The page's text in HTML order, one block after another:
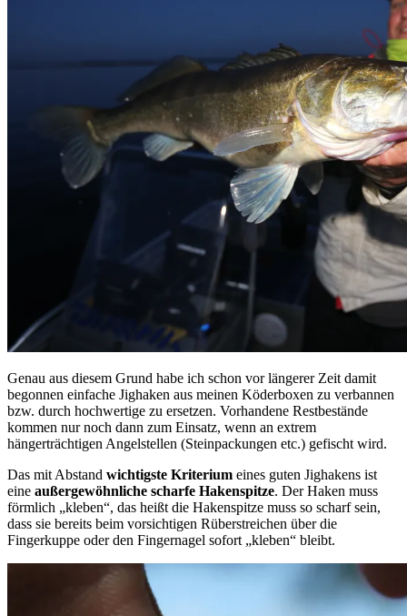
Genau aus diesem Grund habe ich schon vor längerer Zeit damit
begonnen einfache Jighaken aus meinen Köderboxen zu verbannen
bzw. durch hochwertige zu ersetzen. Vorhandene Restbestände
kommen nur noch dann zum Einsatz, wenn an extrem
hängerträchtigen Angelstellen (Steinpackungen etc.) gefischt wird.
Das mit Abstand wichtigste Kriterium eines guten Jighakens ist
eine außergewöhnliche scharfe Hakenspitze. Der Haken muss
förmlich „kleben“, das heißt die Hakenspitze muss so scharf sein,
dass sie bereits beim vorsichtigen Rüberstreichen über die
Fingerkuppe oder den Fingernagel sofort „kleben“ bleibt.